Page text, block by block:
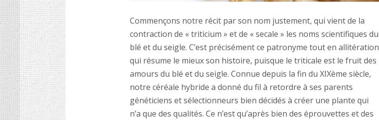
Commençons notre récit par son nom justement, qui vient de la
contraction de «triticium » et de «secale » les noms scientifiques du
blé et du seigle. C’est précisément ce patronyme tout en allitération
qui résume le mieux son histoire, puisque le triticale est le fruit des
amours du blé et du seigle. Connue depuis la fin du XIXème siècle,
notre céréale hybride a donné du fil à retordre à ses parents
généticiens et sélectionneurs bien décidés à créer une plante qui
n’a que des qualités. Ce n’est qu’après bien des éprouvettes et des